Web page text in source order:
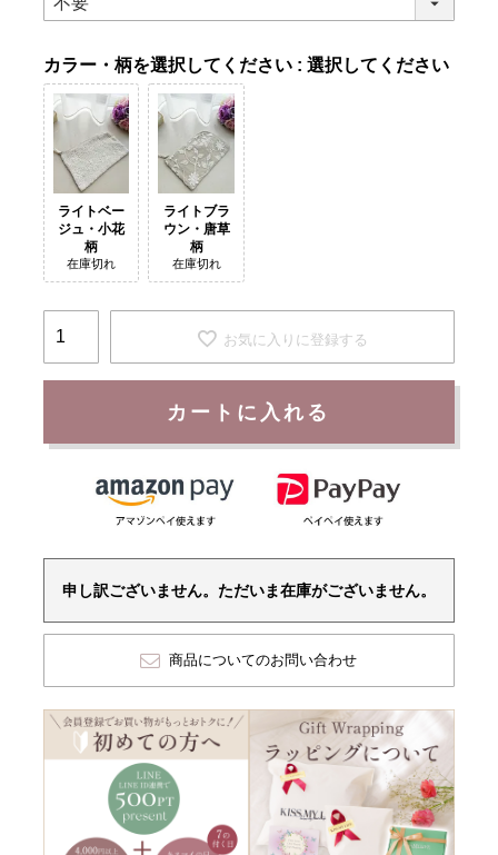
カラー・柄 選択してください
ライトベー
ジュ・小花
柄
在庫切れ
ライトブラ
ウン・唐草
柄
在庫切れ
お気に入りに登録する
カートに入れる
申し訳ございません。ただいま在庫がございません。
商品についてのお問い合わせ